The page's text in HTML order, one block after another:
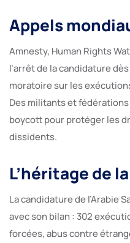
Appels
Amnesty, Human Rights
l’arrêt de la candidature
moratoire sur les
Des militants et
boycott pour protéger les
dissidents.
L’héritage de
La candidature de l’Arabie
avec son bilan : 302
forcées, abus contre